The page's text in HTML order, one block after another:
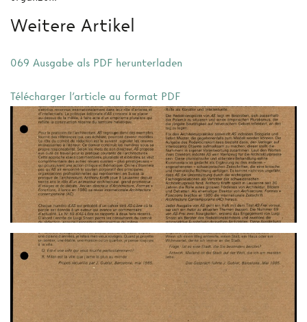
Weitere Artikel
069 Ausgabe als PDF herunterladen
Télécharger l'article au format PDF